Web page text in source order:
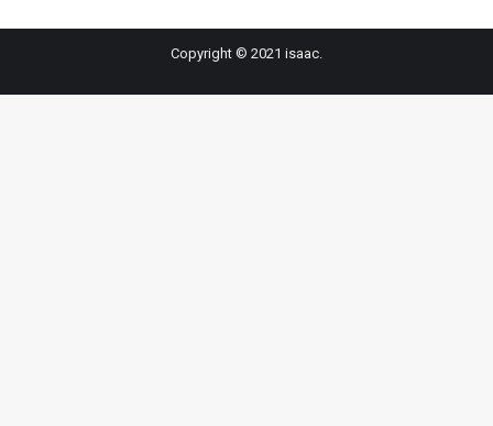
Copyright © 2021 isaac.